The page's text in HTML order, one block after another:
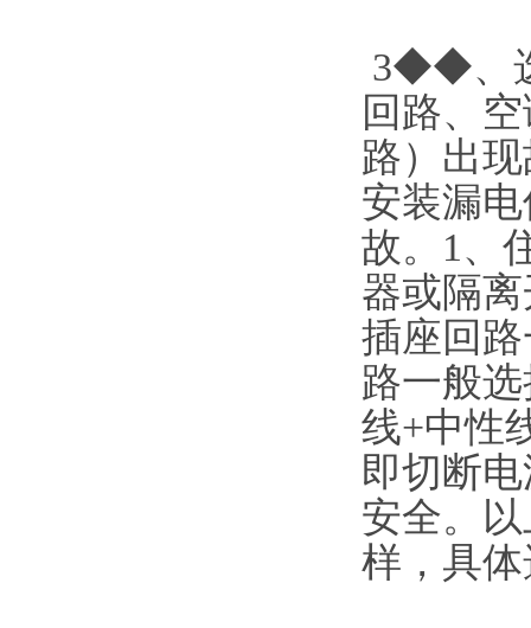
3◆◆、
回路、
路）出
安装漏
故。1、
器或隔
插座回
路一般
线+中性
即切断
安全。
样，具